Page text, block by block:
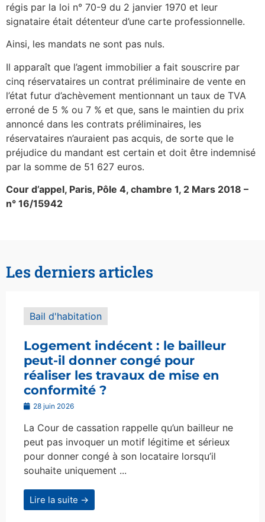
régis par la loi n° 70-9 du 2 janvier 1970 et leur
signataire était détenteur d’une carte professionnelle.
Ainsi, les mandats ne sont pas nuls.
Il apparaît que l’agent immobilier a fait souscrire par
cinq réservataires un contrat préliminaire de vente en
l’état futur d’achèvement mentionnant un taux de TVA
erroné de 5 % ou 7 % et que, sans le maintien du prix
annoncé dans les contrats préliminaires, les
réservataires n’auraient pas acquis, de sorte que le
préjudice du mandant est certain et doit être indemnisé
par la somme de 51 627 euros.
Cour d’appel, Paris, Pôle 4, chambre 1, 2 Mars 2018 –
n° 16/15942
Les derniers articles
Bail d'habitation
Logement indécent : le bailleur
peut-il donner congé pour
réaliser les travaux de mise en
conformité ?
28 juin 2026
La Cour de cassation rappelle qu’un bailleur ne
peut pas invoquer un motif légitime et sérieux
pour donner congé à son locataire lorsqu’il
souhaite uniquement ...
Lire la suite →